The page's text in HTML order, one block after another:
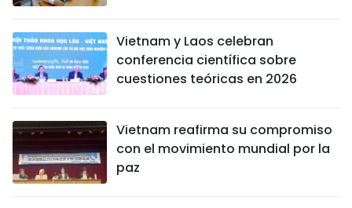
Vietnam y Laos celebran
conferencia científica sobre
cuestiones teóricas en 2026
Vietnam reafirma su compromiso
con el movimiento mundial por la
paz